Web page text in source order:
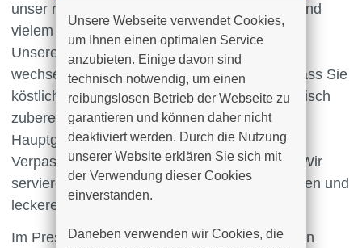
unser reichhaltiges Angebot an Sandwiches und
vielem mehr stehen für Sie bereit.
Unsere Tagesangebote und wöchentlich
wechselndes Mittagsangebot sorgen dafür, dass Sie
köstliche Mahlzeiten genießen können. Von frisch
zubereiteten Salaten bis hin zu herzhaften
Hauptgerichten.
Verpassen Sie auch nicht unsere Kaffeezeit. Wir
servieren Ihnen verschieden Kaffeespezialitäten und
leckeren Kuchen.
Im Presseshop bieten wir Ihnen für den kleinen
Unsere Webseite verwendet Cookies,
um Ihnen einen optimalen Service
anzubieten. Einige davon sind
technisch notwendig, um einen
reibungslosen Betrieb der Webseite zu
garantieren und können daher nicht
deaktiviert werden. Durch die Nutzung
unserer Website erklären Sie sich mit
der Verwendung dieser Cookies
einverstanden.
Daneben verwenden wir Cookies, die